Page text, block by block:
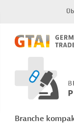
Branche